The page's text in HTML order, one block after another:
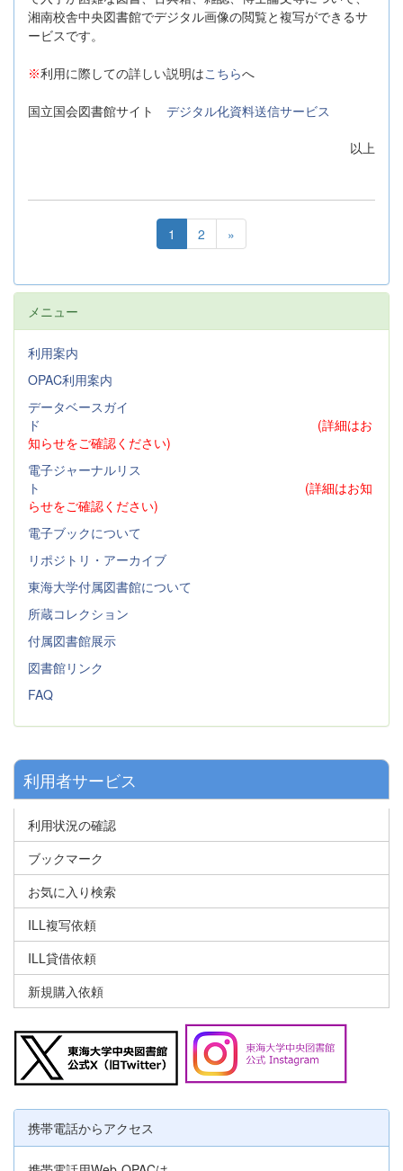
湘南校舎中央図書館でデジタル画像の閲覧と複写ができるサ
ービスです。
※利用に際しての詳しい説明はこちらへ
国立国会図書館サイト デジタル化資料送信サービス
以上
1 2 »
メニュー
利用案内
OPAC利用案内
データベースガイ
ド
(詳細はお
知らせをご確認ください)
電子ジャーナルリス
ト
(詳細はお知
らせをご確認ください)
電子ブックについて
リポジトリ・アーカイブ
東海大学付属図書館について
所蔵コレクション
付属図書館展示
図書館リンク
FAQ
利用者サービス
利用状況の確認
ブックマーク
お気に入り検索
ILL複写依頼
ILL貸借依頼
新規購入依頼
携帯電話からアクセス